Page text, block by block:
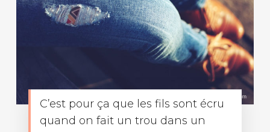
C’est pour ça que les fils sont écru
quand on fait un trou dans un